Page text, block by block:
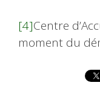
[4]Centre
moment du